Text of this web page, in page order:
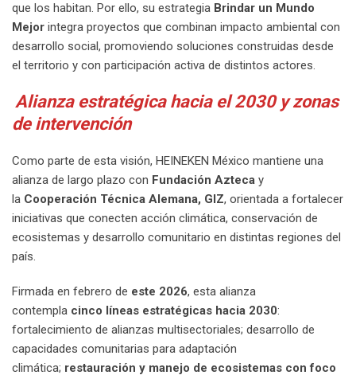
que los habitan. Por ello, su estrategia Brindar un Mundo
Mejor integra proyectos que combinan impacto ambiental con
desarrollo social, promoviendo soluciones construidas desde
el territorio y con participación activa de distintos actores.
Alianza estratégica hacia el 2030 y zonas
de intervención
Como parte de esta visión, HEINEKEN México mantiene una
alianza de largo plazo con Fundación Azteca y
la Cooperación Técnica Alemana, GIZ, orientada a fortalecer
iniciativas que conecten acción climática, conservación de
ecosistemas y desarrollo comunitario en distintas regiones del
país.
Firmada en febrero de este 2026, esta alianza
contempla cinco líneas estratégicas hacia 2030:
fortalecimiento de alianzas multisectoriales; desarrollo de
capacidades comunitarias para adaptación
climática; restauración y manejo de ecosistemas con foco